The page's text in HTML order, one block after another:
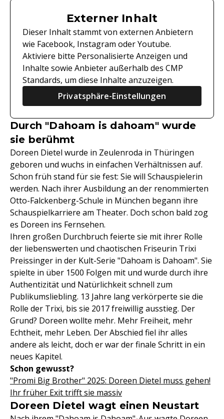
Externer Inhalt
Dieser Inhalt stammt von externen Anbietern
wie Facebook, Instagram oder Youtube.
Aktiviere bitte Personalisierte Anzeigen und
Inhalte sowie Anbieter außerhalb des CMP
Standards, um diese Inhalte anzuzeigen.
Privatsphäre-Einstellungen
Durch "Dahoam is dahoam" wurde
sie berühmt
Doreen Dietel wurde in Zeulenroda in Thüringen
geboren und wuchs in einfachen Verhältnissen auf.
Schon früh stand für sie fest: Sie will Schauspielerin
werden. Nach ihrer Ausbildung an der renommierten
Otto-Falckenberg-Schule in München begann ihre
Schauspielkarriere am Theater. Doch schon bald zog
es Doreen ins Fernsehen.
Ihren großen Durchbruch feierte sie mit ihrer Rolle
der liebenswerten und chaotischen Friseurin Trixi
Preissinger in der Kult-Serie "Dahoam is Dahoam". Sie
spielte in über 1500 Folgen mit und wurde durch ihre
Authentizität und Natürlichkeit schnell zum
Publikumsliebling. 13 Jahre lang verkörperte sie die
Rolle der Trixi, bis sie 2017 freiwillig ausstieg. Der
Grund? Doreen wollte mehr. Mehr Freiheit, mehr
Echtheit, mehr Leben. Der Abschied fiel ihr alles
andere als leicht, doch er war der finale Schritt in ein
neues Kapitel.
Schon gewusst?
"Promi Big Brother" 2025: Doreen Dietel muss gehen!
Ihr früher Exit trifft sie massiv
Doreen Dietel wagt einen Neustart